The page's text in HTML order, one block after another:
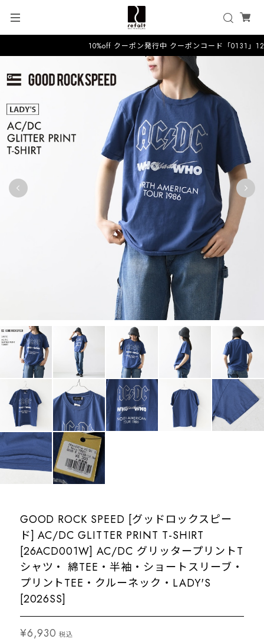
10%off クーポン発行中 クーポンコード「0131」
GOOD ROCK SPEED [グッドロックスピー
ド] AC/DC GLITTER PRINT T-SHIRT
[26ACD001W] AC/DC グリッタープリントT
シャツ・ 綿TEE・半袖・ショートスリーブ・
プリントTEE・クルーネック・LADY'S
[2026SS]
¥6,930 税込